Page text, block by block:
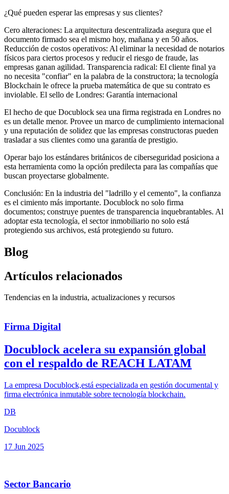
¿Qué pueden esperar las empresas y sus clientes?
Cero alteraciones: La arquitectura descentralizada asegura que el
documento firmado sea el mismo hoy, mañana y en 50 años.
Reducción de costos operativos: Al eliminar la necesidad de notarios
físicos para ciertos procesos y reducir el riesgo de fraude, las
empresas ganan agilidad. Transparencia radical: El cliente final ya
no necesita "confiar" en la palabra de la constructora; la tecnología
Blockchain le ofrece la prueba matemática de que su contrato es
inviolable. El sello de Londres: Garantía internacional
El hecho de que Docublock sea una firma registrada en Londres no
es un detalle menor. Provee un marco de cumplimiento internacional
y una reputación de solidez que las empresas constructoras pueden
trasladar a sus clientes como una garantía de prestigio.
Operar bajo los estándares británicos de ciberseguridad posiciona a
esta herramienta como la opción predilecta para las compañías que
buscan proyectarse globalmente.
Conclusión: En la industria del "ladrillo y el cemento", la confianza
es el cimiento más importante. Docublock no solo firma
documentos; construye puentes de transparencia inquebrantables. Al
adoptar esta tecnología, el sector inmobiliario no solo está
protegiendo sus archivos, está protegiendo su futuro.
Blog
Artículos relacionados
Tendencias en la industria, actualizaciones y recursos
Firma Digital
Docublock acelera su expansión global
con el respaldo de REACH LATAM
La empresa Docublock,está especializada en gestión documental y
firma electrónica inmutable sobre tecnología blockchain.
DB
Docublock
17 Jun 2025
Sector Bancario